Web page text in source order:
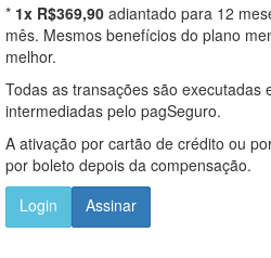
* 1x R$369,90 adiantado para 12
mês. Mesmos benefícios do plano
melhor.
Todas as transações são executadas
intermediadas pelo pagSeguro.
A ativação por cartão de crédito ou
por boleto depois da compensação.
Login
Assinar